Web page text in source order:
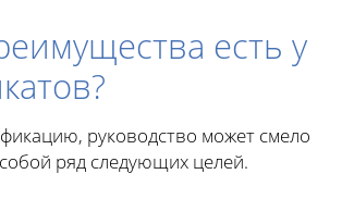
есть у
руководство может смело
ряд следующих целей.